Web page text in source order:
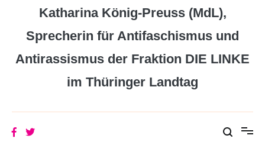
Katharina König-Preuss (MdL),
Sprecherin für Antifaschismus und
Antirassismus der Fraktion DIE LINKE
im Thüringer Landtag